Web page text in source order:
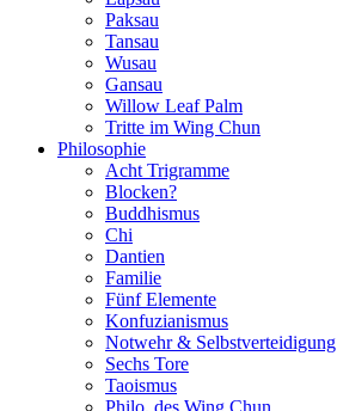
Paksau
Tansau
Wusau
Gansau
Willow Leaf Palm
Tritte im Wing Chun
Philosophie
Acht Trigramme
Blocken?
Buddhismus
Chi
Dantien
Familie
Fünf Elemente
Konfuzianismus
Notwehr & Selbstverteidigung
Sechs Tore
Taoismus
Philo. des Wing Chun